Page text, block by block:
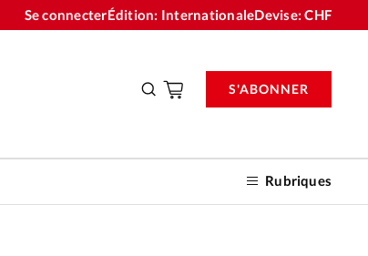
Se connecterÉdition: InternationaleDevise:CHF
Rubriques
S'ABONNER